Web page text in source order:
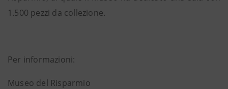
1.500 pezzi da collezione.
Per informazioni:
Museo del Risparmio